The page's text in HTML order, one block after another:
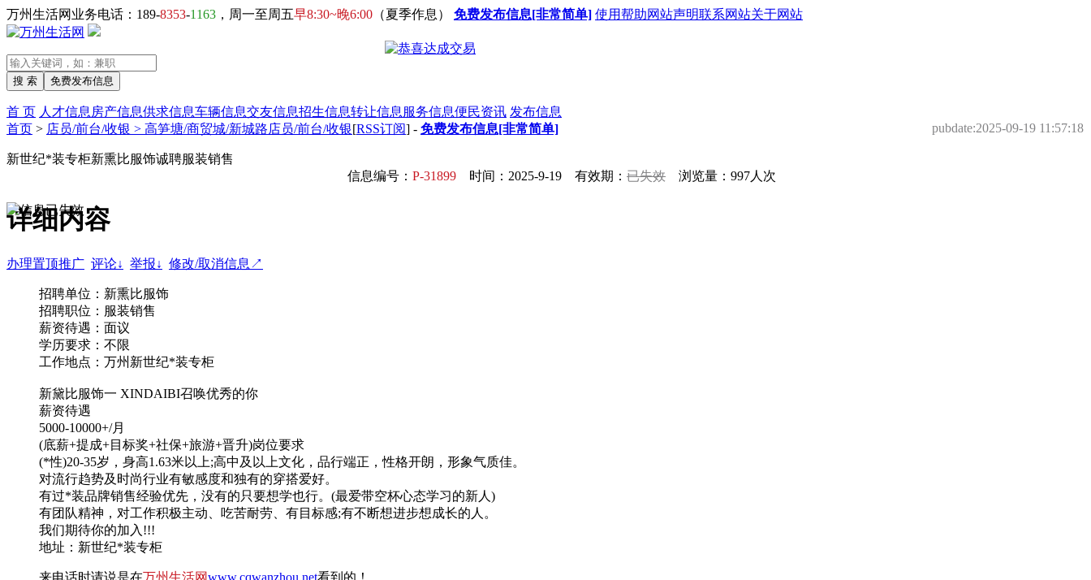
万州生活网业务电话：189-8353-1163 ，周一至周五早8:30~晚6:00 （夏季作息） 免费发布信息[非常简单] 使用帮助网站声明联系网站关于网站
首 页 人才信息 房产信息供求信息车辆信息交友信息招生信息转让信息 服务信息便民资讯 发布信息
首页 > 店员/前台/收银 > 高笋塘/商贸城/新城路店员/前台/收银[RSS订阅] - 免费发布信息[非常简单] pubdate:2025-09-19 11:57:18
新世纪*装专柜新熏比服饰诚聘服装销售
信息编号： P-31899 时间：2025-9-19 有效期： 已失效 浏览量：997人次
详细内容
办理置顶推广 评论↓ 举报↓ 修改/取消信息↗
招聘单位：新熏比服饰
招聘职位：服装销售
薪资待遇：面议
学历要求：不限
工作地点：万州新世纪*装专柜
新黛比服饰一 XINDAIBI召唤优秀的你
薪资待遇
5000-10000+/月
(底薪+提成+目标奖+社保+旅游+晋升)岗位要求
(*性)20-35岁，身高1.63米以上;高中及以上文化，品行端正，性格开朗，形象气质佳。
对流行趋势及时尚行业有敏感度和独有的穿搭爱好。
有过*装品牌销售经验优先，没有的只要想学也行。(最爱带空杯心态学习的新人)
有团队精神，对工作积极主动、吃苦耐劳、有目标感;有不断想进步想成长的人。
我们期待你的加入!!!
地址：新世纪*装专柜
来电话时请说是在万州生活网www.cqwanzhou.net看到的！